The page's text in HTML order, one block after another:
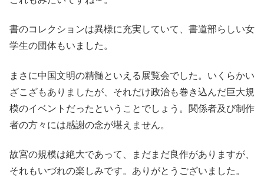
書のコレクションは異様に充実していて、書道部らしい女
学生の団体もいました。
まさに中国文明の精髄といえる展覧会でした。いくらかい
ざこざもありましたが、それだけ政治も巻き込んだ巨大規
模のイベントだったということでしょう。関係者及び制作
者の方々には感謝の念が堪えません。
故宮の規模は絶大であって、まだまだ良作がありますが、
それもいづれの楽しみです。ありがとうございました。